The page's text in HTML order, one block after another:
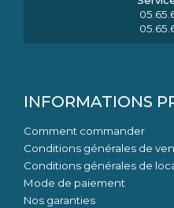
INFORMATIONS
Comment commander
Conditions générales de
Conditions générales de
Mode de paiement
Nos garanties